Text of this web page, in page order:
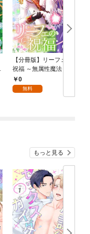
【分冊版】リーフェの
祝福 ～無属性魔法しか
使えない落ちこぼれと
してほっといてくださ
い～ 第1話（アリアン
0
無料
もっと見る